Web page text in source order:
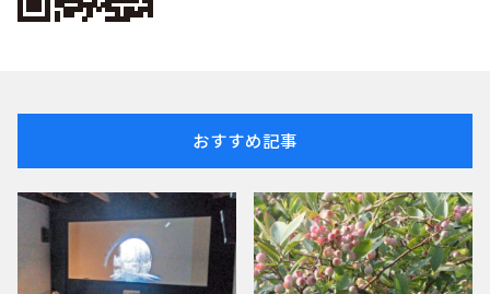
おすすめ記事